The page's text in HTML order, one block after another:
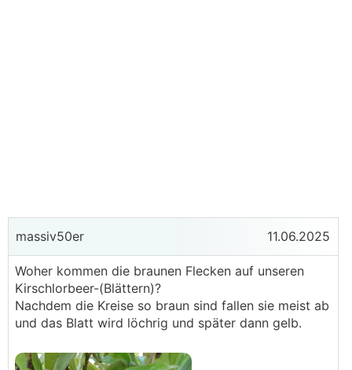
massiv50er 11.06.2025
Woher kommen die braunen Flecken auf unseren
Kirschlorbeer-(Blättern)?
Nachdem die Kreise so braun sind fallen sie meist ab
und das Blatt wird löchrig und später dann gelb.